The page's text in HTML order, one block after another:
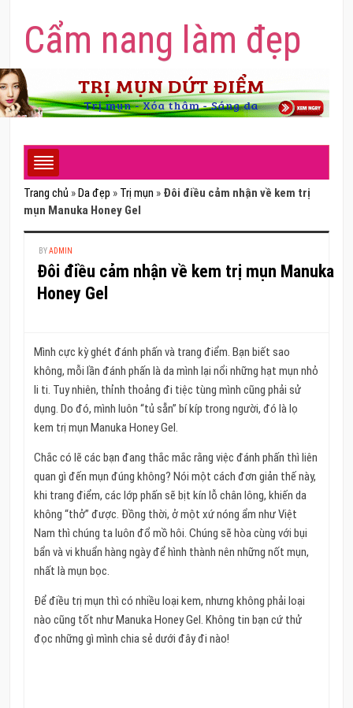
Cẩm nang làm đẹp
Trang chủ » Da đẹp » Trị mụn » Đôi điều cảm nhận về kem trị
mụn Manuka Honey Gel
BYADMIN
Đôi điều cảm nhận về kem trị mụn Manuka
Honey Gel
Mình cực kỳ ghét đánh phấn và trang điểm. Bạn biết sao
không, mỗi lần đánh phấn là da mình lại nổi những hạt mụn nhỏ
li ti. Tuy nhiên, thỉnh thoảng đi tiệc tùng mình cũng phải sử
dụng. Do đó, mình luôn “tủ sẵn” bí kíp trong người, đó là lọ
kem trị mụn Manuka Honey Gel.
Chắc có lẽ các bạn đang thắc mắc rằng việc đánh phấn thì liên
quan gì đến mụn đúng không? Nói một cách đơn giản thế này,
khi trang điểm, các lớp phấn sẽ bịt kín lỗ chân lông, khiến da
không “thở” được. Đồng thời, ở một xứ nóng ẩm như Việt
Nam thì chúng ta luôn đổ mồ hôi. Chúng sẽ hòa cùng với bụi
bẩn và vi khuẩn hàng ngày để hình thành nên những nốt mụn,
nhất là mụn bọc.
Để điều trị mụn thì có nhiều loại kem, nhưng không phải loại
nào cũng tốt như Manuka Honey Gel. Không tin bạn cứ thử
đọc những gì mình chia sẻ dưới đây đi nào!